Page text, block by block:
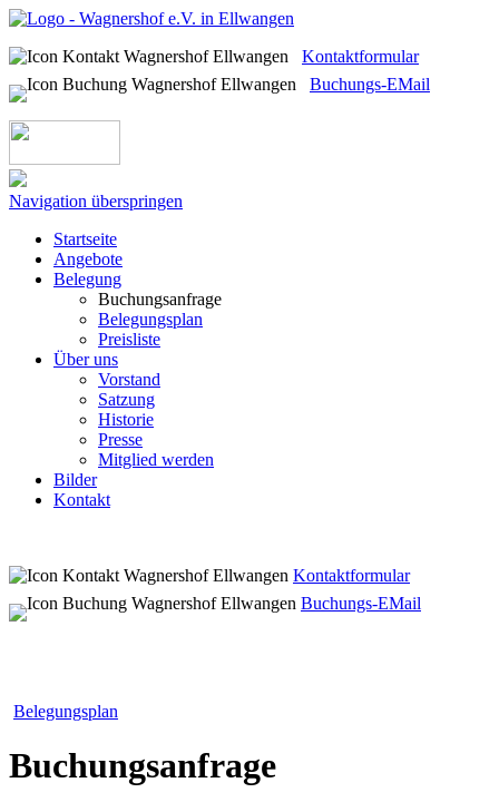
Kontaktformular
Buchungs-EMail
Navigation überspringen
Startseite
Angebote
Belegung
Buchungsanfrage
Belegungsplan
Preisliste
Über uns
Vorstand
Satzung
Historie
Presse
Mitglied werden
Bilder
Kontakt
Kontaktformular
Buchungs-EMail
Belegungsplan
Buchungsanfrage